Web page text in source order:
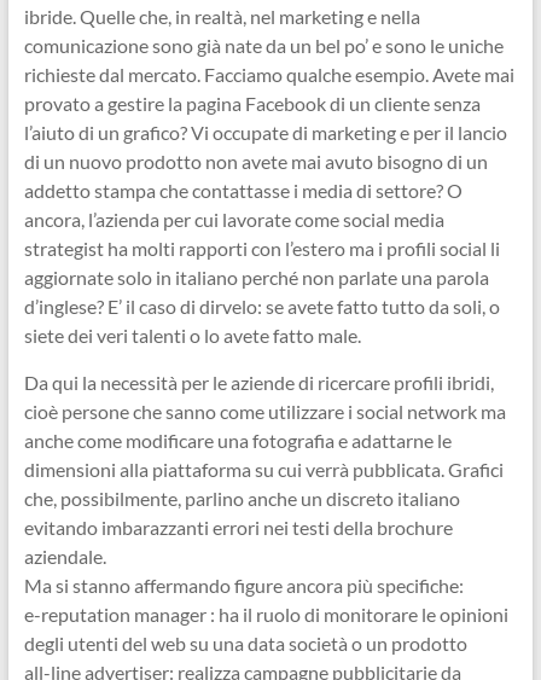
ibride. Quelle che, in realtà, nel marketing e nella
comunicazione sono già nate da un bel po’ e sono le uniche
richieste dal mercato. Facciamo qualche esempio. Avete mai
provato a gestire la pagina Facebook di un cliente senza
l’aiuto di un grafico? Vi occupate di marketing e per il lancio
di un nuovo prodotto non avete mai avuto bisogno di un
addetto stampa che contattasse i media di settore? O
ancora, l’azienda per cui lavorate come social media
strategist ha molti rapporti con l’estero ma i profili social li
aggiornate solo in italiano perché non parlate una parola
d’inglese? E’ il caso di dirvelo: se avete fatto tutto da soli, o
siete dei veri talenti o lo avete fatto male.
Da qui la necessità per le aziende di ricercare profili ibridi,
cioè persone che sanno come utilizzare i social network ma
anche come modificare una fotografia e adattarne le
dimensioni alla piattaforma su cui verrà pubblicata. Grafici
che, possibilmente, parlino anche un discreto italiano
evitando imbarazzanti errori nei testi della brochure
aziendale.
Ma si stanno affermando figure ancora più specifiche:
e-reputation manager : ha il ruolo di monitorare le opinioni
degli utenti del web su una data società o un prodotto
all-line advertiser: realizza campagne pubblicitarie da